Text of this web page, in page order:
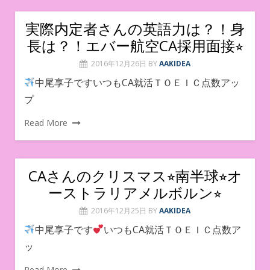
実際内定者さんの英語力は？！身
長は？！エバー航空CA採用面接⭐︎
2016年12月26日 BYAAKIDEA
中尾享子ですいつもCA就活ＴＯＥＩＣ点数アッ
プ
Read More
CAさんのクリスマス⭐︎南半球⭐︎オ
ーストラリアメルボルン⭐︎
2016年12月25日 BYAAKIDEA
中尾享子です
いつもCA就活ＴＯＥＩＣ点数ア
ッ